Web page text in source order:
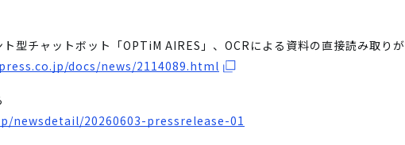
型チャットボット「OPTiM AIRES」、OCRによる資料の直接読み取り
docs/news/2114089.html
newsdetail/20260603-pressrelease-01